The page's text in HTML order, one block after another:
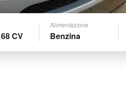
CV
Alimentazione
Benzina